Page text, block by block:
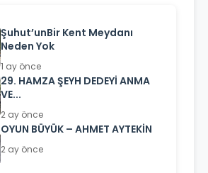
Şuhut’unBir Kent Meydanı
Neden Yok
1 ay önce
29. HAMZA ŞEYH DEDEYİ ANMA
VE...
2 ay önce
OYUN BÜYÜK – AHMET AYTEKİN
2 ay önce